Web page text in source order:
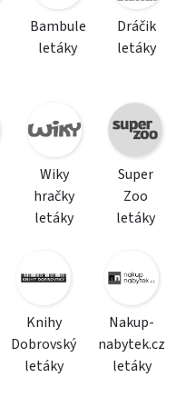
Bambule
letáky
Dráčik
letáky
Wiky
hračky
letáky
Super
Zoo
letáky
Knihy
Dobrovský
letáky
Nakup-
nabytek.cz
letáky